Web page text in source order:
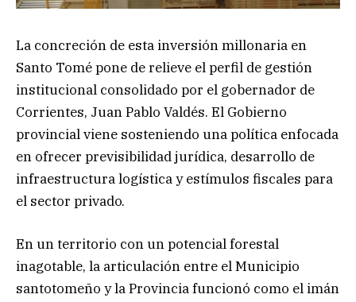
La concreción de esta inversión millonaria en
Santo Tomé pone de relieve el perfil de gestión
institucional consolidado por el gobernador de
Corrientes, Juan Pablo Valdés. El Gobierno
provincial viene sosteniendo una política enfocada
en ofrecer previsibilidad jurídica, desarrollo de
infraestructura logística y estímulos fiscales para
el sector privado.
En un territorio con un potencial forestal
inagotable, la articulación entre el Municipio
santotomeño y la Provincia funcionó como el imán